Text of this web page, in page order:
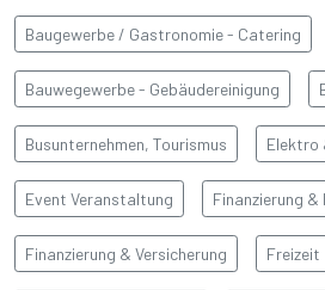
Baugewerbe / Gastronomie - Catering
Bauwegewerbe - Gebäudereinigung
Busunternehmen, Tourismus Elektro
Event Veranstaltung Finanzierung &
Finanzierung & Versicherung Freizeit